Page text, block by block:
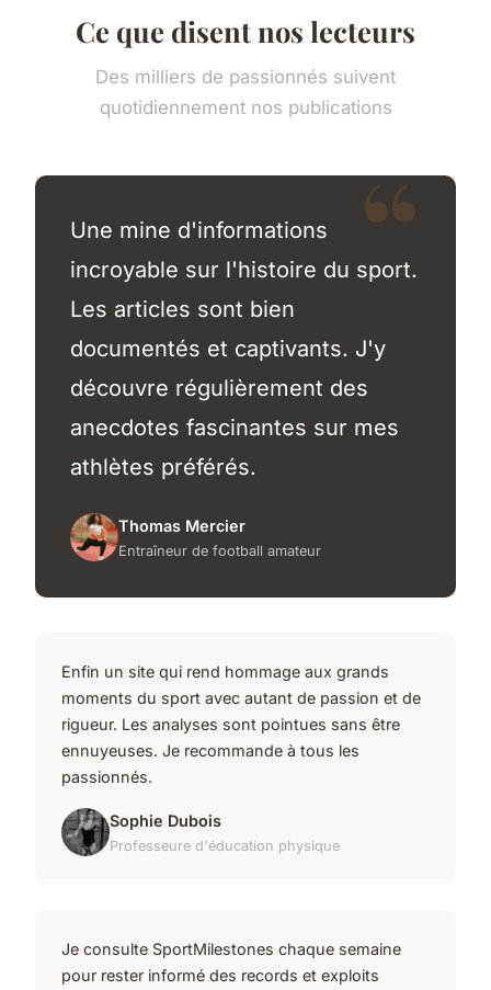
Ce que disent nos lecteurs
Des milliers de passionnés suivent
quotidiennement nos publications
Une mine d'informations
incroyable sur l'histoire du sport.
Les articles sont bien
documentés et captivants. J'y
découvre régulièrement des
anecdotes fascinantes sur mes
athlètes préférés.
Thomas Mercier
Entraîneur de football amateur
Enfin un site qui rend hommage aux grands
moments du sport avec autant de passion et de
rigueur. Les analyses sont pointues sans être
ennuyeuses. Je recommande à tous les
passionnés.
Sophie Dubois
Professeure d'éducation physique
Je consulte SportMilestones chaque semaine
pour rester informé des records et exploits